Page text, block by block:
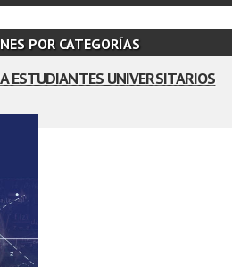
POR CATEGORÍAS
ESTUDIANTES UNIVERSITARIOS